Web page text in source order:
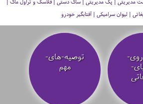
مدیریتی | پک مدیریتی | ساک دستی | فلاسک و تراول ماگ |
| لیوان سرامیکی | آفتابگیر خودرو
توصیه‌-های-
مهم